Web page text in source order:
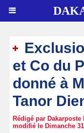
et Co du
donné à
Tanor
Rédigé par Dakarposte
modifié le Dimanche